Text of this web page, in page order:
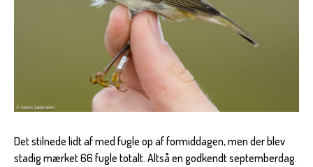
Det stilnede lidt af med fugle op af formiddagen, men der blev
stadig mærket 66 fugle totalt. Altså en godkendt septemberdag.